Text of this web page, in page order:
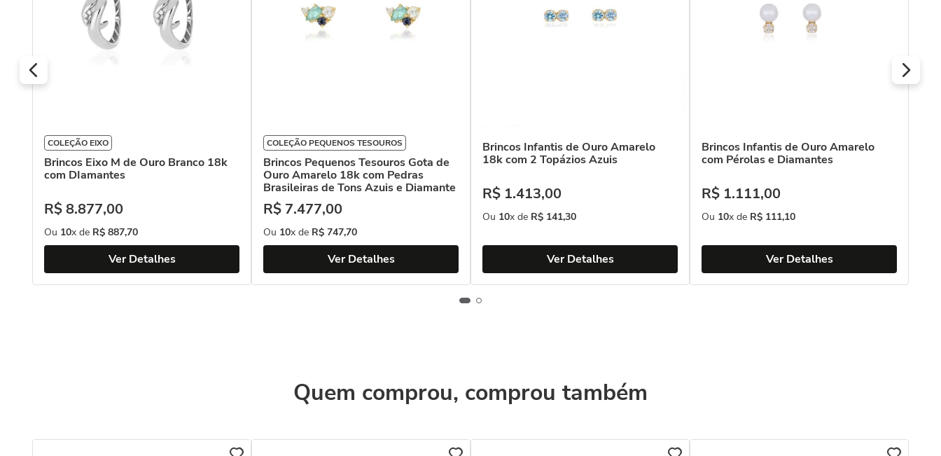
COLEÇÃO EIXO
Brincos Eixo M de Ouro Branco 18k
com DIamantes
R$8.877,00
Ou 10x de R$ 887,70
Ver Detalhes
COLEÇÃO PEQUENOS TESOUROS
Brincos Pequenos Tesouros Gota de
Ouro Amarelo 18k com Pedras
Brasileiras de Tons Azuis e Diamante
R$ 7.477,00
Ou 10x de R$ 747,70
Ver Detalhes
Brincos Infantis de Ouro Amarelo
18k com 2 Topázios Azuis
R$ 1.413,00
Ou 10x de R$ 141,30
Ver Detalhes
Brincos Infantis de Ouro Amarelo
com Pérolas e Diamantes
R$ 1.111,00
Ou 10x de R$ 111,10
Ver Detalhes
Quem comprou, comprou também